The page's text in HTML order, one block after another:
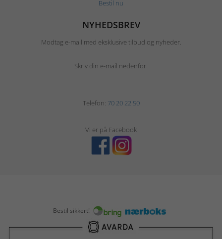
Bestil nu
NYHEDSBREV
Modtag e-mail med eksklusive tilbud og nyheder.
Skriv din e-mail nedenfor.
Telefon: 70 20 22 50
Vi er på Facebook
Bestil sikkert!